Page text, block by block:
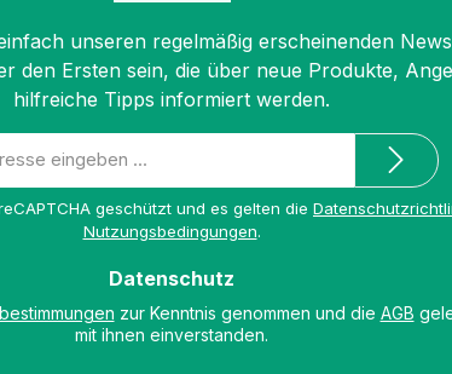
unseren regelmäßig erscheinenden
den Ersten sein, die über neue Produkte,
hilfreiche Tipps informiert werden.
geschützt und es gelten die
Nutzungsbedingungen.
Datenschutz
zur Kenntnis genommen und die AGB
mit ihnen einverstanden.